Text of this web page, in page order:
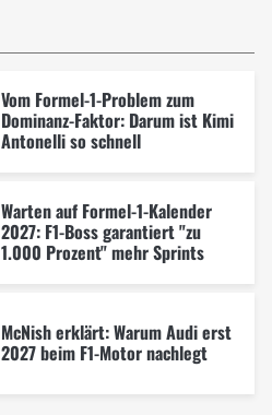
Vom Formel-1-Problem zum
Dominanz-Faktor: Darum ist Kimi
Antonelli so schnell
Warten auf Formel-1-Kalender
2027: F1-Boss garantiert "zu
1.000 Prozent" mehr Sprints
McNish erklärt: Warum Audi erst
2027 beim F1-Motor nachlegt